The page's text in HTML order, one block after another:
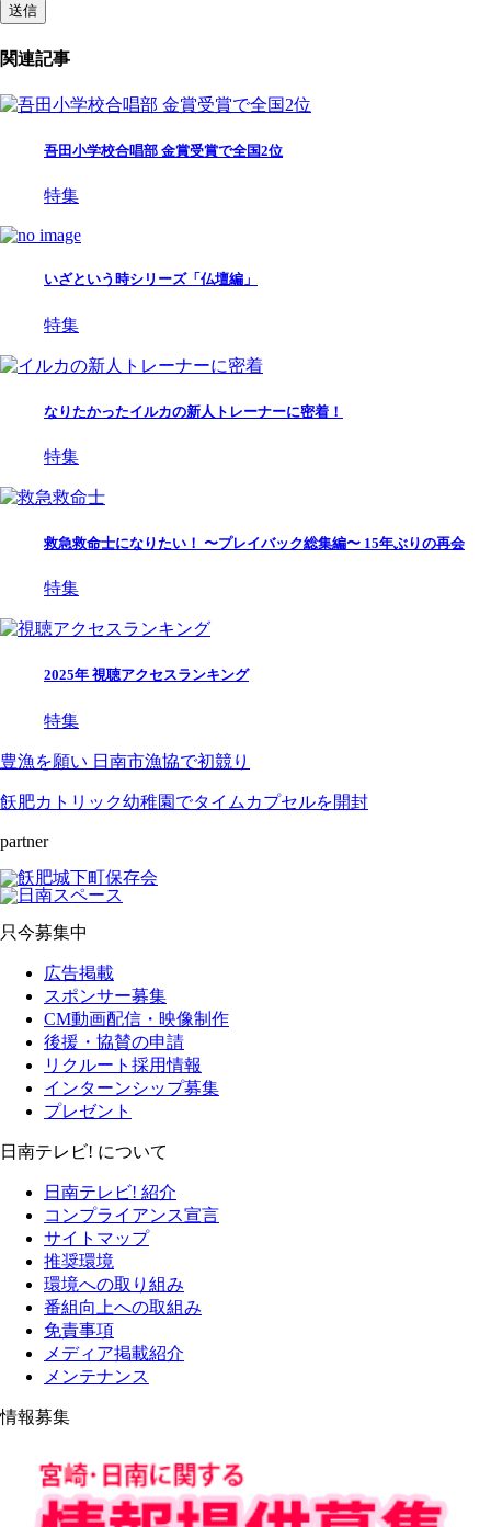
関連記事
吾田小学校合唱部 金賞受賞で全国2位
特集
いざという時シリーズ「仏壇編」
特集
なりたかったイルカの新人トレーナーに密着！
特集
救急救命士になりたい！ 〜プレイバック総集編〜 15年ぶりの再会
特集
2025年 視聴アクセスランキング
特集
豊漁を願い 日南市漁協で初競り
飫肥カトリック幼稚園でタイムカプセルを開封
partner
只今募集中
広告掲載
スポンサー募集
CM動画配信・映像制作
後援・協賛の申請
リクルート採用情報
インターンシップ募集
プレゼント
日南テレビ! について
日南テレビ! 紹介
コンプライアンス宣言
サイトマップ
推奨環境
環境への取り組み
番組向上への取組み
免責事項
メディア掲載紹介
メンテナンス
情報募集